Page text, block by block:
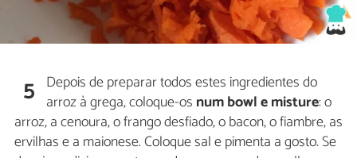
5 Depois de preparar todos estes ingredientes do
arroz à grega, coloque-os num bowl e misture: o
arroz, a cenoura, o frango desfiado, o bacon, o fiambre, as
ervilhas e a maionese. Coloque sal e pimenta a gosto. Se